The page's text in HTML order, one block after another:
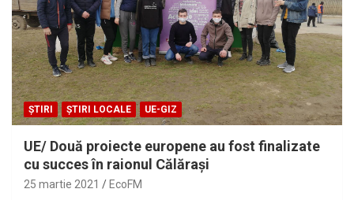
ȘTIRI ȘTIRI LOCALE UE-GIZ
UE/ Două proiecte europene au fost finalizate
cu succes în raionul Călărași
25 martie 2021 EcoFM